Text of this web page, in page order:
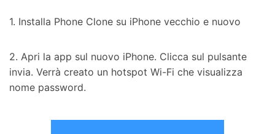
1. Installa Phone Clone su iPhone vecchio e nuovo
2. Apri la app sul nuovo iPhone. Clicca sul pulsante
invia. Verrà creato un hotspot Wi-Fi che visualizza
nome password.